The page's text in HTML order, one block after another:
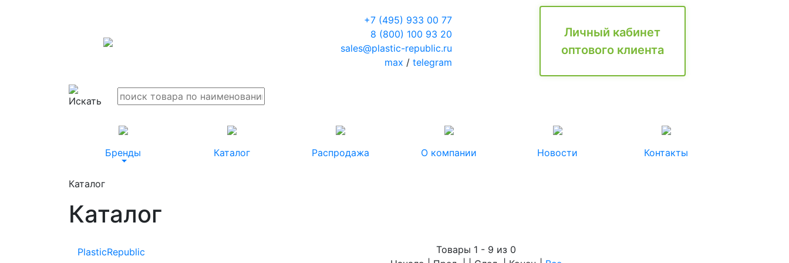
+7 (495) 933 00 77
8 (800) 100 93 20
sales@plastic-republic.ru
max / telegram
Личный кабинет
оптового клиента
Бренды Каталог Распродажа О компании Новости Контакты
Каталог
Каталог
PlasticRepublic
Товары 1 - 9 из 0